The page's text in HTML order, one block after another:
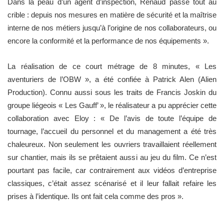
Dans la peau d’un agent d’inspection, Renaud passe tout au
crible : depuis nos mesures en matière de sécurité et la maîtrise
interne de nos métiers jusqu’à l’origine de nos collaborateurs, ou
encore la conformité et la performance de nos équipements ».
La réalisation de ce court métrage de 8 minutes, « Les
aventuriers de l’OBW », a été confiée à Patrick Alen (Alien
Production). Connu aussi sous les traits de Francis Joskin du
groupe liégeois « Les Gauff’ », le réalisateur a pu apprécier cette
collaboration avec Eloy : « De l’avis de toute l’équipe de
tournage, l’accueil du personnel et du management a été très
chaleureux. Non seulement les ouvriers travaillaient réellement
sur chantier, mais ils se prêtaient aussi au jeu du film. Ce n’est
pourtant pas facile, car contrairement aux vidéos d’entreprise
classiques, c’était assez scénarisé et il leur fallait refaire les
prises à l’identique. Ils ont fait cela comme des pros ».